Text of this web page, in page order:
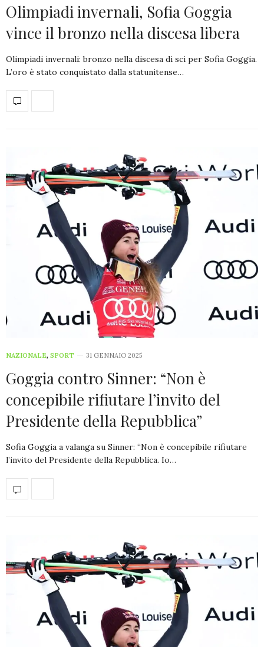
Olimpiadi invernali, Sofia Goggia
vince il bronzo nella discesa libera
Olimpiadi invernali: bronzo nella discesa di sci per Sofia Goggia.
L’oro è stato conquistato dalla statunitense…
NAZIONALE, SPORT 31 GENNAIO 2025
Goggia contro Sinner: “Non è
concepibile rifiutare l’invito del
Presidente della Repubblica”
Sofia Goggia a valanga su Sinner: “Non è concepibile rifiutare
l’invito del Presidente della Repubblica. Io…